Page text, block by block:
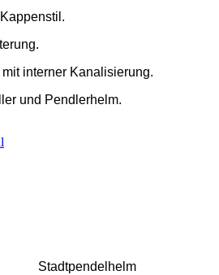
interner Kanalisierung.
und Pendlerhelm.
Stadtpendelhelm